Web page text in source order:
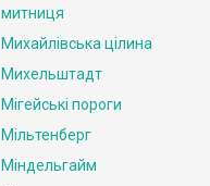
митниця
Михайлівська цілина
Михельштадт
Мігейські пороги
Мільтенберг
Міндельгайм